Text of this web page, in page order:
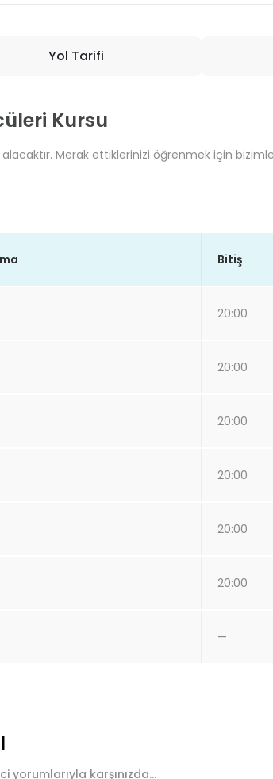
Yol Tarifi
Kursu
Merak ettiklerinizi öğrenmek için
Bitiş
20:00
20:00
20:00
20:00
20:00
20:00
—
yorumlarıyla karşınızda...